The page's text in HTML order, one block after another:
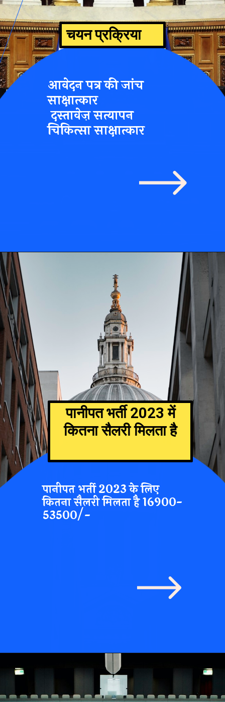
चयन प्रक्रिया
आवेदन पत्र की जांच
साक्षात्कार
दस्तावेज़ सत्यापन
चिकित्सा साक्षात्कार
पानीपत भर्ती 2023 में
कितना सैलरी मिलता है
पानीपत भर्ती 2023 के लिए
कितना सैलरी मिलता है16900-
53500/-